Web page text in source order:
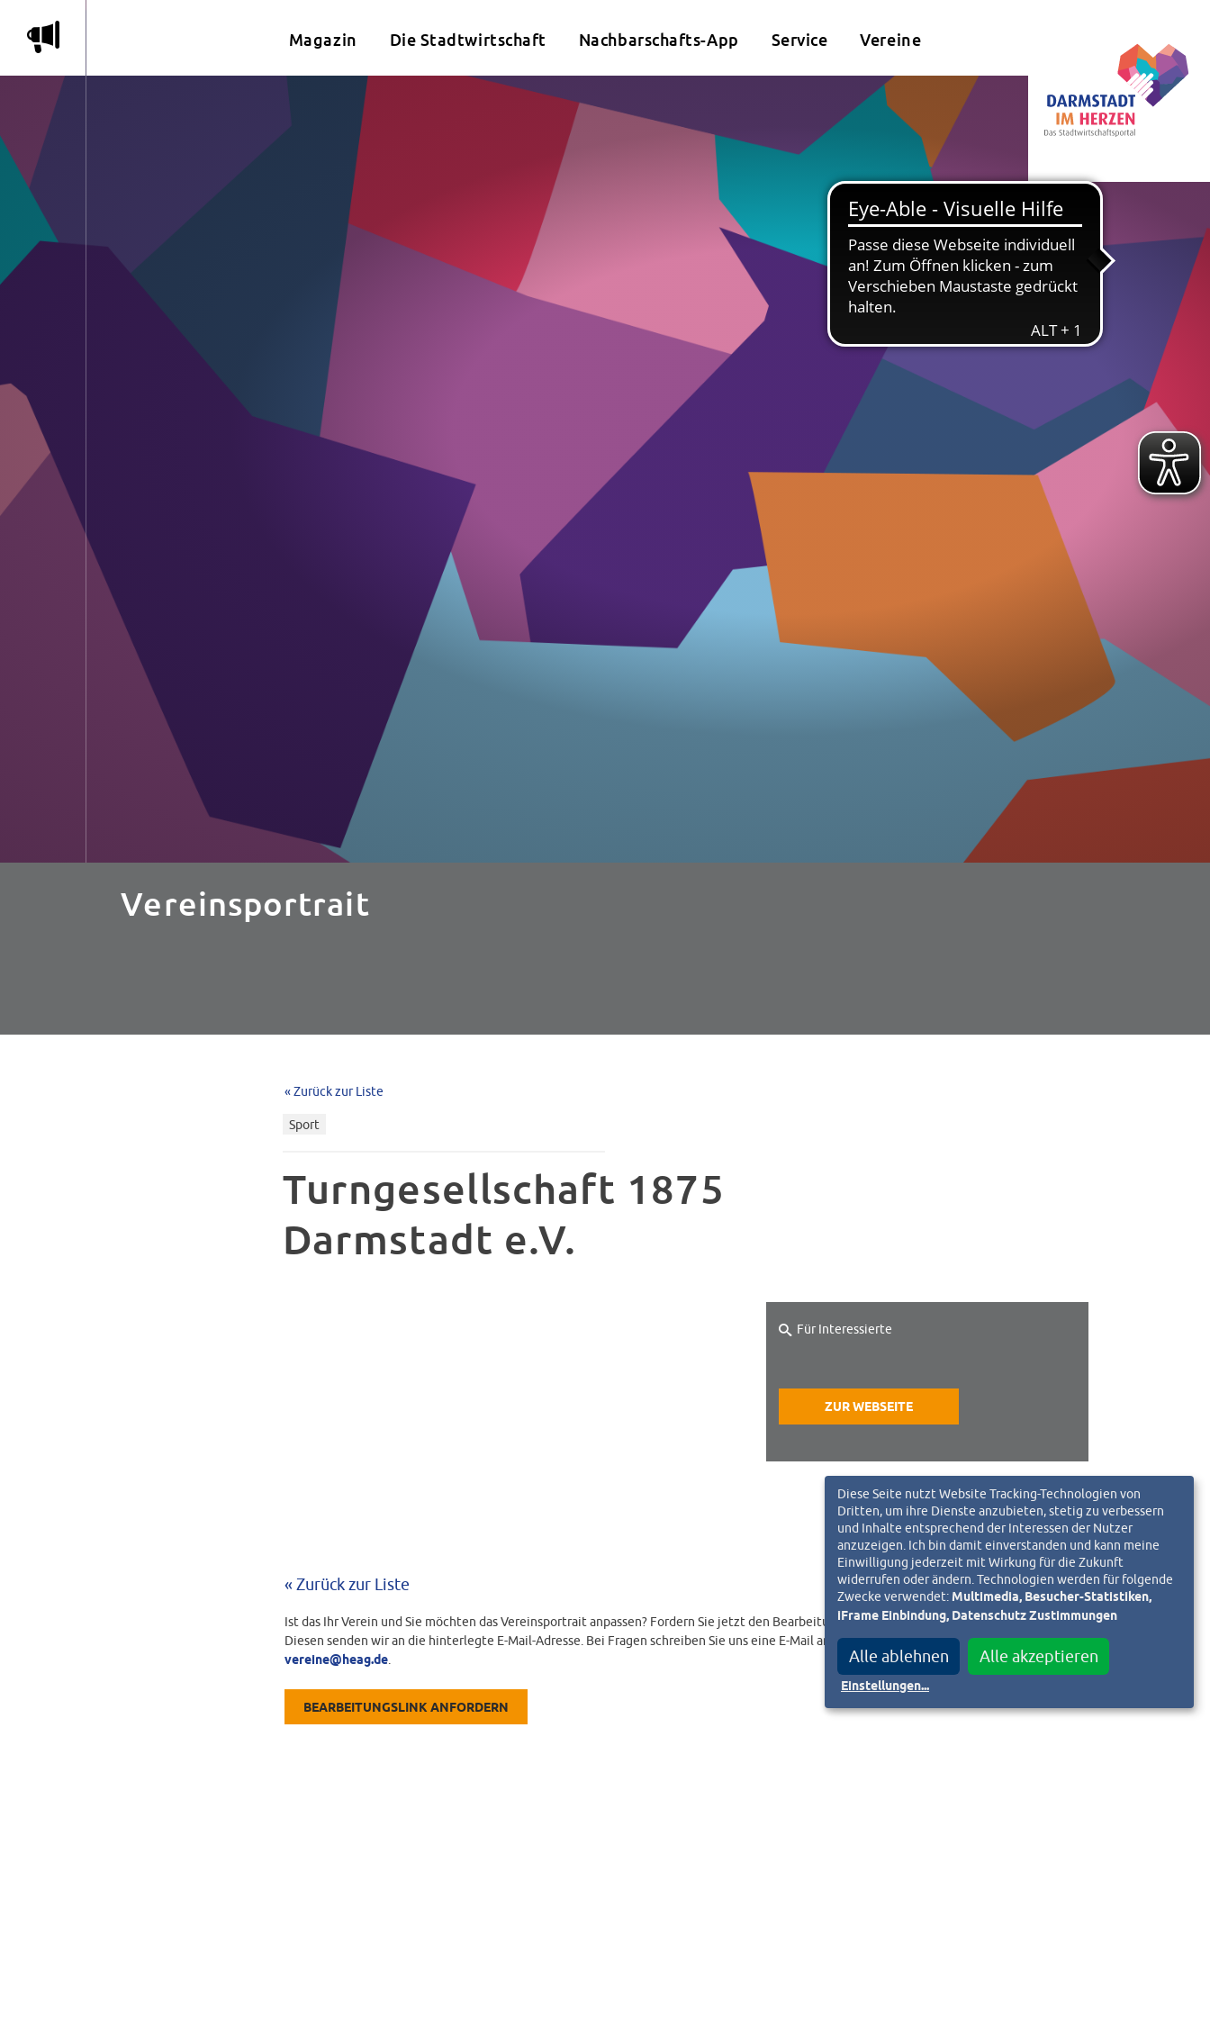
m Magazin Die Stadtwirtschaft Nachbarschafts-App Service Vereine
Vereinsportrait
« Zurück zur Liste
Sport
Turngesellschaft 1875
Darmstadt e.V.
Für Interessierte
ZUR WEBSEITE
« Zurück zur Liste
Ist das Ihr Verein und Sie möchten das Vereinsportrait anpassen? Fordern Sie jetzt den Bearbeitungslink an.
Diesen senden wir an die hinterlegte E-Mail-Adresse. Bei Fragen schreiben Sie uns eine E-Mail an
vereine@heag.de.
BEARBEITUNGSLINK ANFORDERN
Diese Seite nutzt Website Tracking-Technologien von
Dritten, um ihre Dienste anzubieten, stetig zu verbessern
und Inhalte entsprechend der Interessen der Nutzer
anzuzeigen. Ich bin damit einverstanden und kann meine
Einwilligung jederzeit mit Wirkung für die Zukunft
widerrufen oder ändern. Technologien werden für folgende
Zwecke verwendet:Multimedia, Besucher-Statistiken,
iFrame Einbindung, Datenschutz Zustimmungen
Alle ablehnen Alle akzeptieren
Einstellungen...